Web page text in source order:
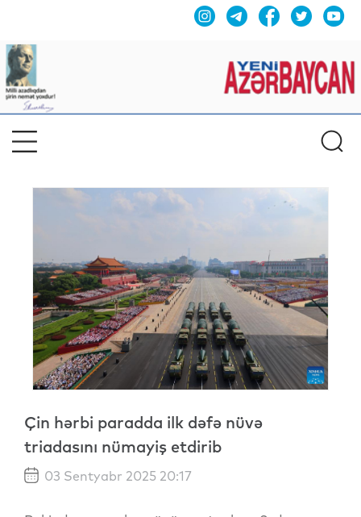
Çin hərbi paradda ilk dəfə nüvə
triadasını nümayiş etdirib
03 Sentyabr 2025 20:17